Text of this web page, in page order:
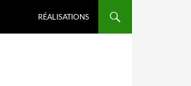
RÉALISATIONS